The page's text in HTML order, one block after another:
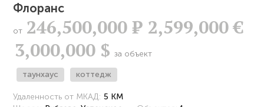
Флоранс
от 246,500,000Р 2,599,000 €
3,000,000 $ за объект
таунхаус коттедж
Удаленность от МКАД: 5 КМ